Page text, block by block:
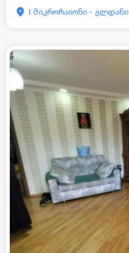
I მიკრორაიონი - გლდანი